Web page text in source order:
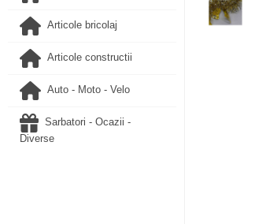
Articole bricolaj
Articole constructii
Auto - Moto - Velo
Sarbatori - Ocazii -
Diverse